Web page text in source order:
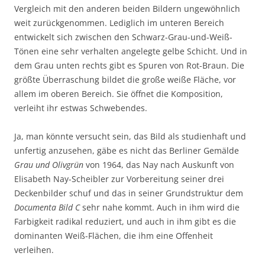
Vergleich mit den anderen beiden Bildern ungewöhnlich
weit zurückgenommen. Lediglich im unteren Bereich
entwickelt sich zwischen den Schwarz-Grau-und-Weiß-
Tönen eine sehr verhalten angelegte gelbe Schicht. Und in
dem Grau unten rechts gibt es Spuren von Rot-Braun. Die
größte Überraschung bildet die große weiße Fläche, vor
allem im oberen Bereich. Sie öffnet die Komposition,
verleiht ihr estwas Schwebendes.
Ja, man könnte versucht sein, das Bild als studienhaft und
unfertig anzusehen, gäbe es nicht das Berliner Gemälde
Grau und Olivgrün von 1964, das Nay nach Auskunft von
Elisabeth Nay-Scheibler zur Vorbereitung seiner drei
Deckenbilder schuf und das in seiner Grundstruktur dem
Documenta Bild Csehr nahe kommt. Auch in ihm wird die
Farbigkeit radikal reduziert, und auch in ihm gibt es die
dominanten Weiß-Flächen, die ihm eine Offenheit
verleihen.